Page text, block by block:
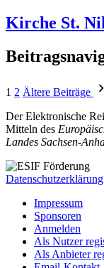
Kirche St.
1 2 Ältere Beiträge
Der Elektronische
Mitteln des
Landes Sachsen-
Datenschutzerklärung
Impressum
Sponsoren
Anmelden
Als Nutzer
Als Anbieter